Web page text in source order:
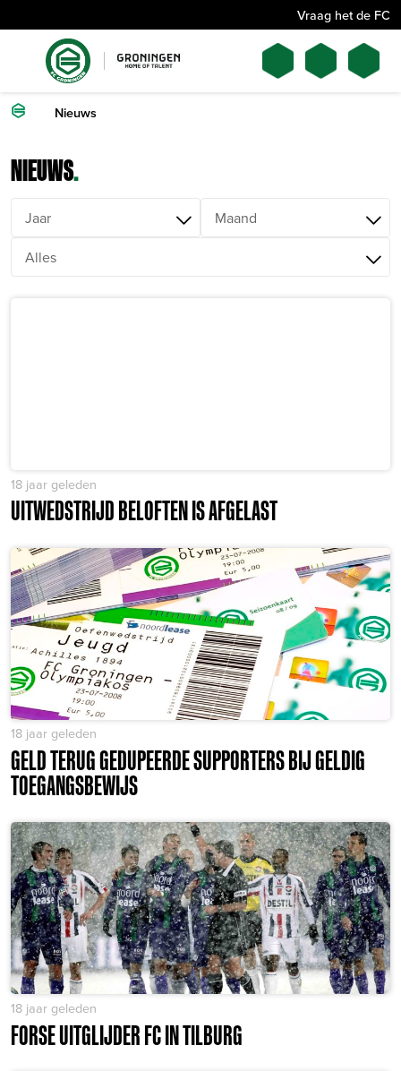
Vraag het de FC
Nieuws
NIEUWS.
18 jaar geleden
UITWEDSTRIJD BELOFTEN IS AFGELAST
18 jaar geleden
GELD TERUG GEDUPEERDE SUPPORTERS BIJ GELDIG
TOEGANGSBEWIJS
18 jaar geleden
FORSE UITGLIJDER FC IN TILBURG